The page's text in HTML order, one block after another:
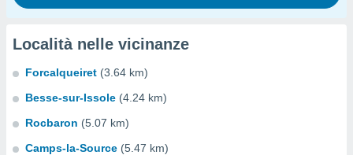
Località nelle vicinanze
Forcalqueiret (3.64 km)
Besse-sur-Issole (4.24 km)
Rocbaron (5.07 km)
Camps-la-Source (5.47 km)